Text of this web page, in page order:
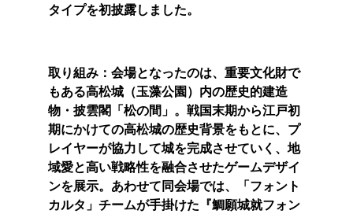
タイプを初披露しました。
取り組み：会場となったのは、重要文化財で
もある高松城（玉藻公園）内の歴史的建造
物・披雲閣「松の間」。戦国末期から江戸初
期にかけての高松城の歴史背景をもとに、プ
レイヤーが協力して城を完成させていく、地
域愛と高い戦略性を融合させたゲームデザイ
ンを展示。あわせて同会場では、「フォント
カルタ」チームが手掛けた『鯛願城就フォン